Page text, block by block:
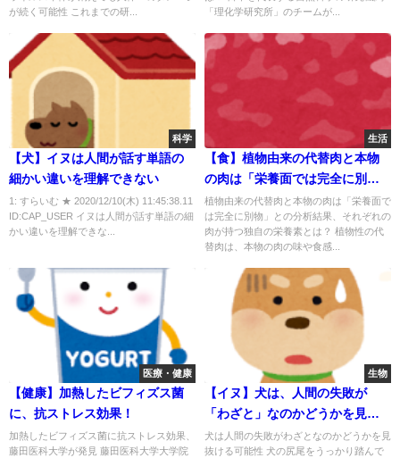
可能性～
が続く可能性 これまでの研...
「理化学研究所」のチームが...
科学
【犬】イヌは人間が話す単語の
細かい違いを理解できない
1: すらいむ ★ 2020/12/10(木) 11:45:38.11
ID:CAP_USER イヌは人間が話す単語の細
かい違いを理解できな...
生活
【食】植物由来の代替肉と本物
の肉は「栄養面では完全に別
物」 ～それぞれの肉が持つ独
自の栄養素とは？～
植物由来の代替肉と本物の肉は「栄養面で
は完全に別物」との分析結果、それぞれの
肉が持つ独自の栄養素とは？ 植物性の代
替肉は、本物の肉の味や食感...
医療・健康
【健康】加熱したビフィズス菌
に、抗ストレス効果！
加熱したビフィズス菌に抗ストレス効果、
藤田医科大学が発見 藤田医科大学大学院
生物
【イヌ】犬は、人間の失敗が
「わざと」なのかどうかを見抜
ける？
犬は人間の失敗がわざとなのかどうかを見
抜ける可能性 犬の尻尾をうっかり踏んで